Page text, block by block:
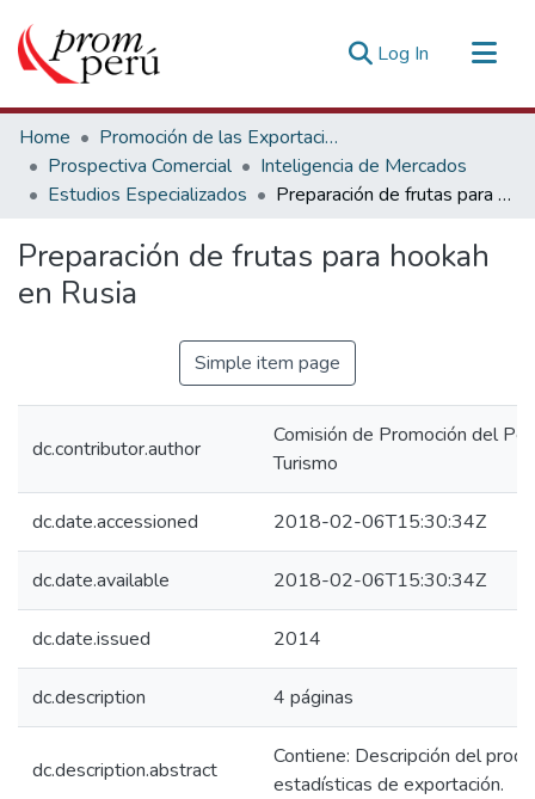
Log In (current)
Communities & Collections
All of DSpace
Statistics
Estadísticas Externas
Home
Promoción de las Exportaciones
Prospectiva Comercial
Inteligencia de Mercados
Estudios Especializados
Preparación de frutas para hookah en Rusia
Preparación de frutas para hookah
en Rusia
Simple item page
dc.contributor.author
Comisión de Promoción del
Turismo
dc.date.accessioned 2018-02-06T15:30:34Z
dc.date.available 2018-02-06T15:30:34Z
dc.date.issued 2014
dc.description 4 páginas
dc.description.abstract
Contiene: Descripción del
estadísticas de exportación.